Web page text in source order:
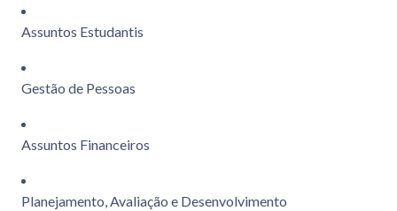
Assuntos Estudantis
Gestão de Pessoas
Assuntos Financeiros
Planejamento, Avaliação e Desenvolvimento